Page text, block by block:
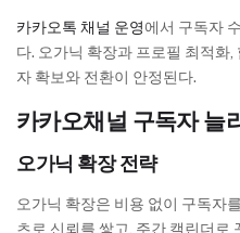
카카오톡 채널 운영에서 구독자
다. 오가닉 확장과 프로필 최적화
자 확보와 전환이 안정된다.
카카오채널 구독자 늘
오가닉 확장 전략
오가닉 확장은 비용 없이 구독자
츠로 신뢰를 쌓고, 주간 캘린더로